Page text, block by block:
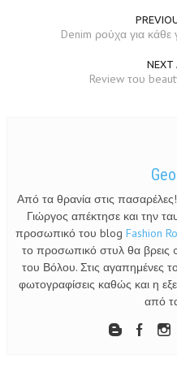
Denim ρούχα για
NEXT
Review του
Από τα θρανία στις
Γιώργος απέκτησε και την
προσωπικό του blog Fashion
το προσωπικό στυλ θα βρεις
του Βόλου. Στις αγαπημένες
φωτογραφίσεις καθώς και η
από